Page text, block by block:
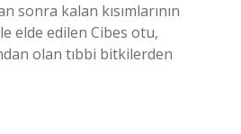
sonra kalan kısımlarının
elde edilen Cibes otu,
olan tıbbi bitkilerden